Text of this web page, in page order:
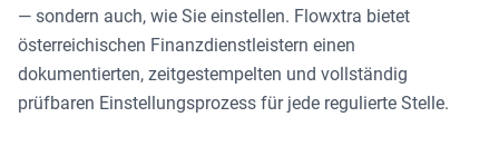
— sondern auch, wie Sie einstellen. Flowxtra bietet
österreichischen Finanzdienstleistern einen
dokumentierten, zeitgestempelten und vollständig
prüfbaren Einstellungsprozess für jede regulierte Stelle.